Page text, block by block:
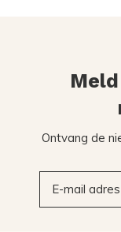
Ontvang de